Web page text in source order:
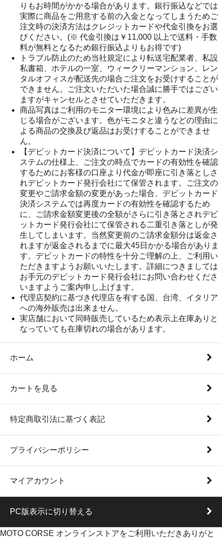
りもお時間がかかる場合があります。銀行振込などでは
実際に商品をご用意する前の入金となってしまうためご
注文時の決済方法はクレジットカードや代金引換をお選
びください。(※ 代金引換は￥11,000 以上で送料・手数
料が無料となるため銀行振込よりもお得です)
トラブル防止のため当社規定により転送宅配業者、私設
私書箱、ホテルの一室、ウィークリーマンション、レン
タルオフィスが配送先の場合ご注文をお受けすることが
できません。ご注文いただいた場合誠に勝手ではござい
ますがキャンセルとさせていただきます。
商品写真はご利用のモニター環境により色みに差異が生
じる場合がございます。色がモニタと違うなどの理由に
よる商品の交換及び返品はお受けすることができませ
ん。
【デビットカード決済について】デビットカード決済シ
ステムの仕様上、ご注文の時点でカードの有効性を確認
するためにお客様の口座より代金が即座に引き落としさ
れデビットカード発行会社にて保管されます。ご注文の
変更やご請求金額の変更があった場合、デビットカード
決済システムでは再度カードの有効性を確認するため
に、ご請求金額変更後の全額がさらに引き落とされデビ
ットカード発行会社にて保管される二重引き落としが発
生してしまいます。当然変更前のご請求金額分は返金さ
れますが返金されるまでに最大45日かかる場合がありま
す。デビットカードの特性を十分ご理解の上、ご利用い
ただきますようお願いいたします。詳細につきましては
お手元のデビットカード発行会社にお問い合わせくださ
いますようご案内申し上げます。
代理店契約に基づき代理店を有する国、台湾、イタリア
への海外販売は出来ません。
実店舗において同時販売しているため表示上在庫ありと
なっていても在庫切れの場合があります。
ホーム
カートを見る
特定商取引法に基づく表記
プライバシーポリシー
マイアカウント
PC版表示に切り替える
MOTO CORSE オンラインストアをご利用いただきありがと